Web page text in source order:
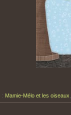
: Mamie-Mélo et les oiseaux